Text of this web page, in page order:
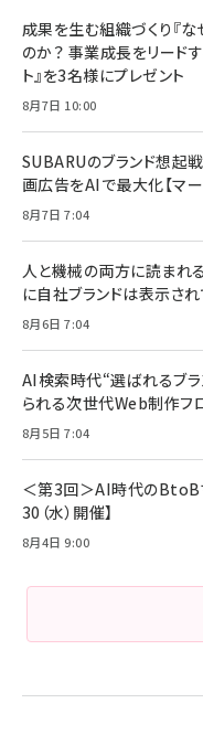
￥
￥880
組織
止
イ
￥
￥
【完
再生
￥
C
束
￥
￥
イト
￥
￥
サ
成果を生む組織づくり『
のか？ 事業成長をリード
ト』を3名様にプレゼント
8月7日 10:00
SUBARUのブランド想起
画広告をAIで最大化【マ
8月7日 7:04
人と機械の両方に読まれ
に自社ブランドは表示さ
8月6日 7:04
AI検索時代“選ばれるブ
られる次世代Web制作フ
8月5日 7:04
＜第3回＞AI時代のBtoB
30（水）開催】
8月4日 9:00